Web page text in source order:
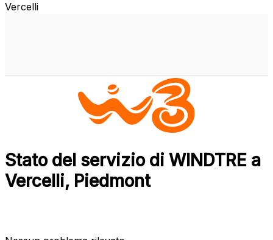
Vercelli
Stato del servizio di WINDTRE a
Vercelli, Piedmont